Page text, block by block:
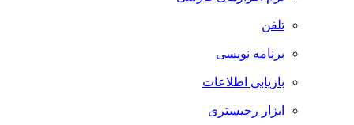
تلفن
برنامه نویسی
بازیابی اطلاعات
ابزار رجیستری